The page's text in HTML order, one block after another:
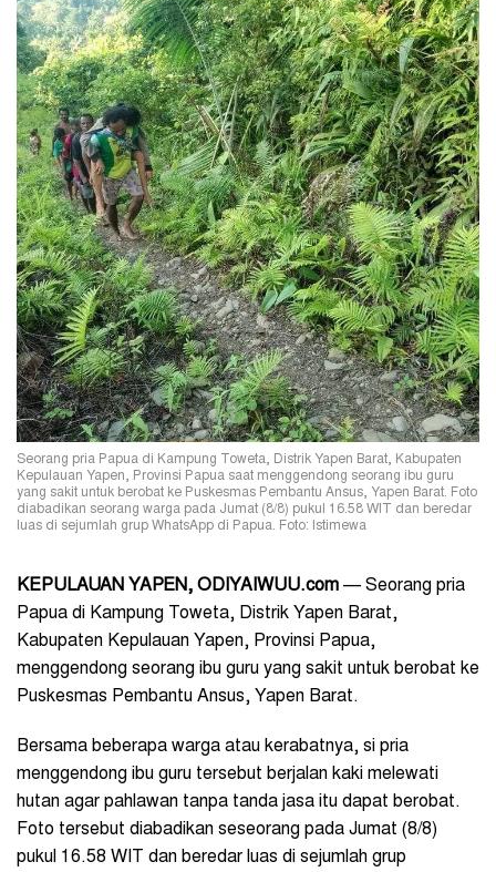
Seorang pria Papua di Kampung Toweta, Distrik Yapen Barat, Kabupaten
Kepulauan Yapen, Provinsi Papua saat menggendong seorang ibu guru
yang sakit untuk berobat ke Puskesmas Pembantu Ansus, Yapen Barat. Foto
diabadikan seorang warga pada Jumat (8/8) pukul 16.58 WIT dan beredar
luas di sejumlah grup WhatsApp di Papua. Foto: Istimewa
KEPULAUAN YAPEN, ODIYAIWUU.com — Seorang pria
Papua di Kampung Toweta, Distrik Yapen Barat,
Kabupaten Kepulauan Yapen, Provinsi Papua,
menggendong seorang ibu guru yang sakit untuk berobat ke
Puskesmas Pembantu Ansus, Yapen Barat.
Bersama beberapa warga atau kerabatnya, si pria
menggendong ibu guru tersebut berjalan kaki melewati
hutan agar pahlawan tanpa tanda jasa itu dapat berobat.
Foto tersebut diabadikan seseorang pada Jumat (8/8)
pukul 16.58 WIT dan beredar luas di sejumlah grup